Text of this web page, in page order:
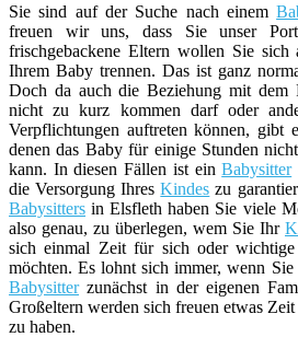
Sie sind auf der Suche nach einem
freuen wir uns, dass Sie unser
frischgebackene Eltern wollen Sie
Ihrem Baby trennen. Das ist ganz
Doch da auch die Beziehung mit dem
nicht zu kurz kommen darf oder
Verpflichtungen auftreten können, gibt
denen das Baby für einige Stunden
kann. In diesen Fällen ist einBabysitter
die Versorgung IhresKindes zu
Babysitters in Elsfleth haben Sie viele
also genau, zu überlegen, wem Sie Ihr
sich einmal Zeit für sich oder wichtige
möchten. Es lohnt sich immer, wenn
Babysitterzunächst in der eigenen
Großeltern werden sich freuen etwas
zu haben.